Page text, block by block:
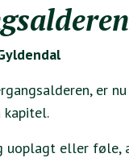
er
kapitel.
eller føle,